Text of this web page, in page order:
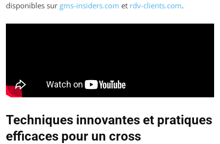
disponibles sur gms-insiders.com et rdv-clients.com.
Techniques innovantes et pratiques
efficaces pour un cross